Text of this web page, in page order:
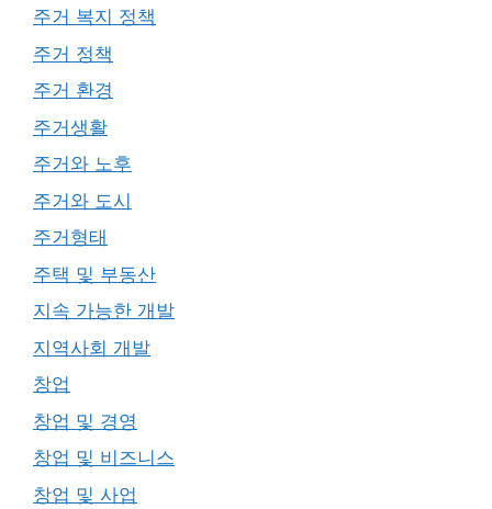
주거 복지 정책
주거 정책
주거 환경
주거생활
주거와 노후
주거와 도시
주거형태
주택 및 부동산
지속 가능한 개발
지역사회 개발
창업
창업 및 경영
창업 및 비즈니스
창업 및 사업